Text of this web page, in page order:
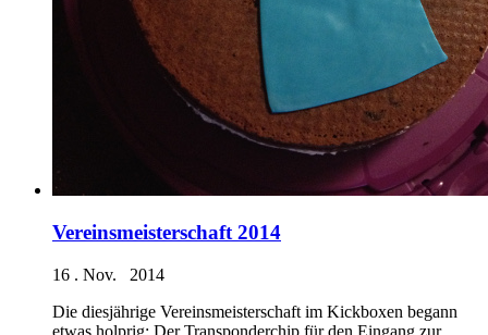
Vereinsmeisterschaft 2014
16 . Nov. 2014
Die diesjährige Vereinsmeisterschaft im Kickboxen begann
etwas holprig: Der Transponderchip für den Eingang zur